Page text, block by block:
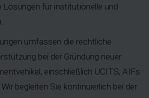
für institutionelle und
umfassen die rechtliche
bei der Gründung neuer
einschließlich UCITS, AIFs
begleiten Sie kontinuierlich bei der